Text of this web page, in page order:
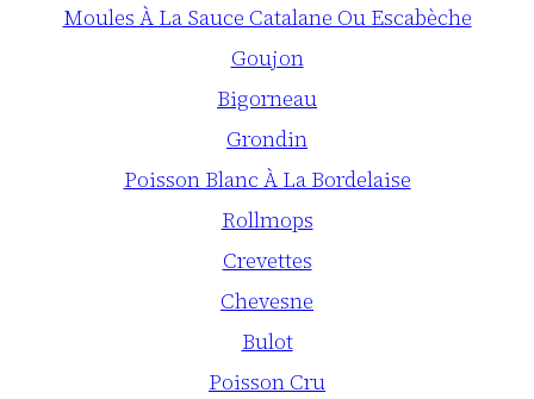
Moules À La Sauce Catalane Ou Escabèche
Goujon
Bigorneau
Grondin
Poisson Blanc À La Bordelaise
Rollmops
Crevettes
Chevesne
Bulot
Poisson Cru